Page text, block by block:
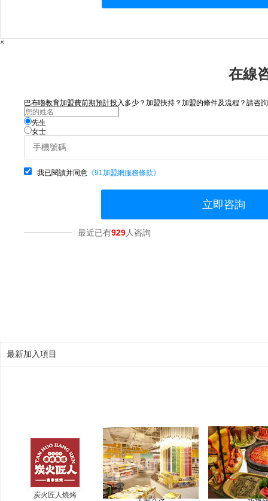
×
在線
巴布嚕教育加盟費前期預計投入多少？加盟扶持？加盟的條件及流程？請咨
先生
女士
我已閱讀并同意 《91加盟網服務條款》
立即咨詢
最近已有929人咨詢
最新加入項目
炭火匠人燒烤